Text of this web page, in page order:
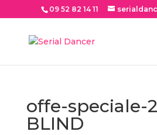
09 52 82 14 11
offe-speciale-
BLIND